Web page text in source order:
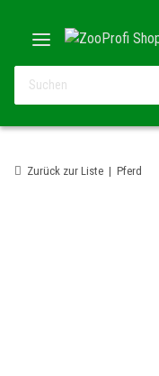
Zurück zur Liste Pferd